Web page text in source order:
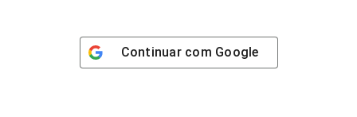
Continuar com Google